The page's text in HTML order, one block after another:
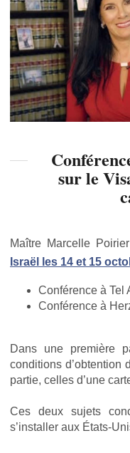
sur le
Maître Marcelle
Israël les 14 et 15
Conférence à Tel
Conférence à
Dans une première
conditions d’obtention
partie, celles d’une
Ces deux sujets
s’installer aux États-